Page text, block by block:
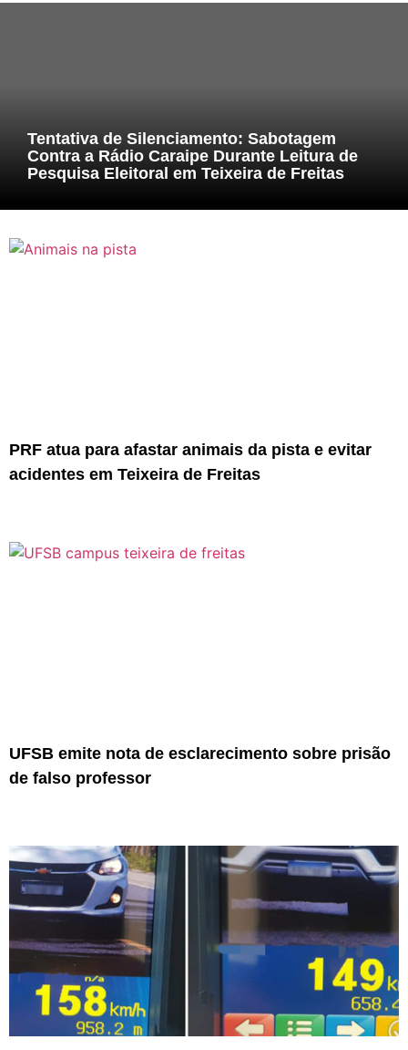
Tentativa de Silenciamento: Sabotagem
Contra a Rádio Caraipe Durante Leitura de
Pesquisa Eleitoral em Teixeira de Freitas
PRF atua para afastar animais da pista e evitar
acidentes em Teixeira de Freitas
UFSB emite nota de esclarecimento sobre prisão
de falso professor